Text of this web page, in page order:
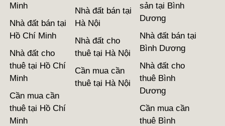
Minh
Nhà đất bán tại
Hồ Chí Minh
Nhà đất cho
thuê tại Hồ Chí
Minh
Cần mua cần
thuê tại Hồ Chí
Minh
Nhà đất bán tại
Hà Nội
Nhà đất cho
thuê tại Hà Nội
Cần mua cần
thuê tại Hà Nội
sản tại Bình
Dương
Nhà đất bán tại
Bình Dương
Nhà đất cho
thuê Bình
Dương
Cần mua cần
thuê Bình